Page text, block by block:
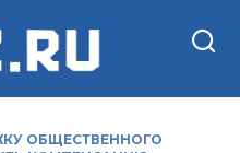
ОБЩЕСТВЕННОГО